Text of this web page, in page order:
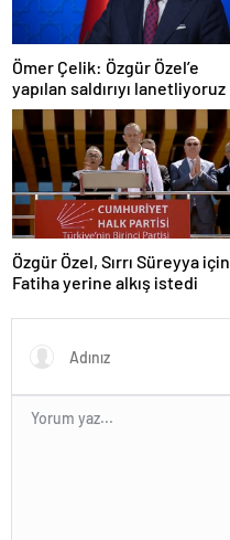
Ömer Çelik: Özgür Özel’e
yapılan saldırıyı lanetliyoruz
Özgür Özel, Sırrı Süreyya için
Fatiha yerine alkış istedi